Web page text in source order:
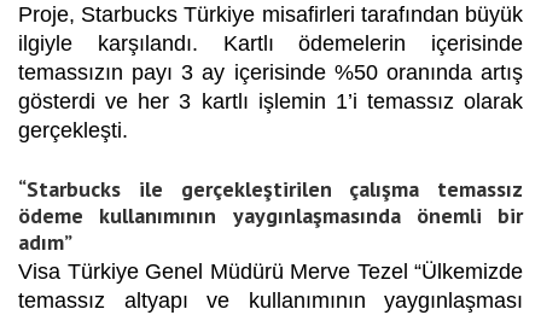
Proje, Starbucks Türkiye misafirleri tarafından büyük
ilgiyle karşılandı. Kartlı ödemelerin içerisinde
temassızın payı 3 ay içerisinde %50 oranında artış
gösterdi ve her 3 kartlı işlemin 1’i temassız olarak
gerçekleşti.
“Starbucks ile gerçekleştirilen çalışma temassız
ödeme kullanımının yaygınlaşmasında önemli bir
adım”
Visa Türkiye Genel Müdürü Merve Tezel “Ülkemizde
temassız altyapı ve kullanımının yaygınlaşması